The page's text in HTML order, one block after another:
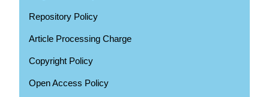
Repository Policy
Article Processing Charge
Copyright Policy
Open Access Policy